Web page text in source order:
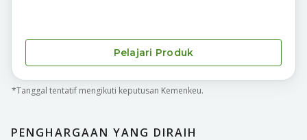
Pelajari Produk
*Tanggal tentatif mengikuti keputusan Kemenkeu.
PENGHARGAAN YANG DIRAIH